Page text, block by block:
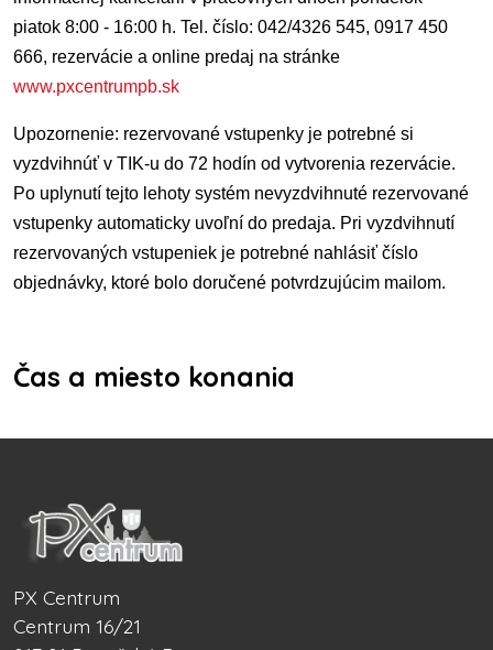
piatok 8:00 - 16:00 h. Tel. číslo: 042/4326 545, 0917 450
666, rezervácie a online predaj na stránke
www.pxcentrumpb.sk
Upozornenie: rezervované vstupenky je potrebné si
vyzdvihnúť v TIK-u do 72 hodín od vytvorenia rezervácie.
Po uplynutí tejto lehoty systém nevyzdvihnuté rezervované
vstupenky automaticky uvoľní do predaja. Pri vyzdvihnutí
rezervovaných vstupeniek je potrebné nahlásiť číslo
objednávky, ktoré bolo doručené potvrdzujúcim mailom.
Čas a miesto konania
PX Centrum
Centrum 16/21